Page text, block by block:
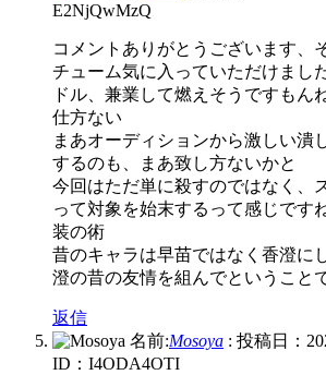
E2NjQwMzQ
コメントありがとうございます、
チューム気に入っていただけまし
ドル、兼業して燃えそうですもん
仕方ない
まあオーディションから激しい潰
するのも、まあ致し方ないかと
今回はただ単に殺すのではなく、
って対象を始末するって感じです
装の術
昔のキャラは早苗ではなく香澄に
澄の昔の友情を組んでということ
返信
名前:Mosoya : 投稿日：
ID：I4ODA4OTI